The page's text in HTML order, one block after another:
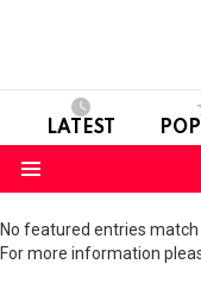
LATEST
No featured entries match
For more information